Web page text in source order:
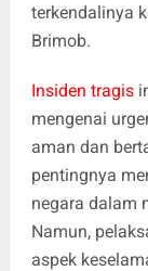
terkendalinya
Brimob.
Insiden tragis
mengenai
aman dan
pentingnya
negara dalam
Namun,
aspek